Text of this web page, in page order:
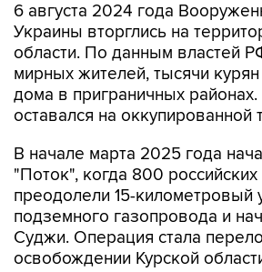
6 августа 2024 года
Украины вторглись на
области. По данным властей
мирных жителей, тысячи
дома в приграничных районах.
оставался на оккупированной
В начале марта 2025 года
"Поток", когда 800
преодолели 15-километровый
подземного газопровода и
Суджи. Операция стала
освобождении Курской